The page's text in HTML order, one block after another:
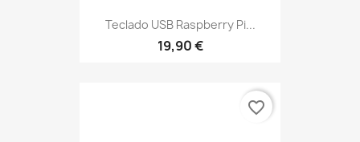
Teclado USB Raspberry Pi...
19,90 €
favorite_border